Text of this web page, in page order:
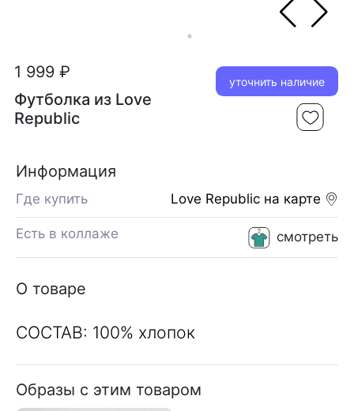
1 999 ₽
Футболка из Love
Republic
уточнить наличие
Информация
Love Republic на карте
Где купить
смотреть
Есть в коллаже
О товаре
СОСТАВ: 100% хлопок
Образы с этим товаром